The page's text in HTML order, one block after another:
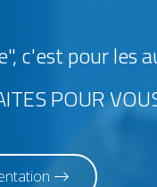
c'est pour les
POUR